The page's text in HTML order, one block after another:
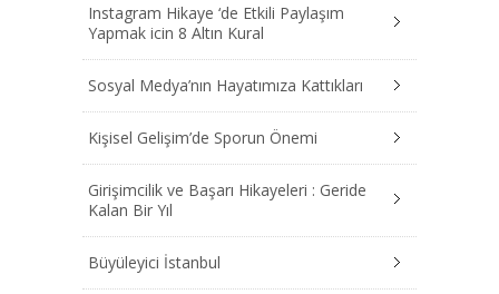
Instagram Hikaye ‘de Etkili Paylaşım
Yapmak icin 8 Altın Kural
Sosyal Medya’nın Hayatımıza Kattıkları
Kişisel Gelişim’de Sporun Önemi
Girişimcilik ve Başarı Hikayeleri : Geride
Kalan Bir Yıl
Büyüleyici İstanbul